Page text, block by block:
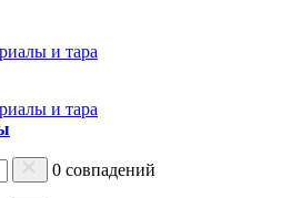
и тара
и тара
0 совпадений